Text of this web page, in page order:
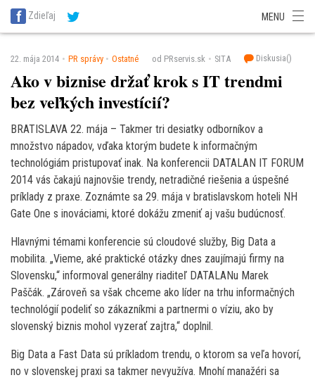
SITA Energetika
SITA Potravinárstvo
Zdieľaj MENU
22. mája 2014 PR správy Ostatné od PRservis.sk SITA Diskusia()
Ako v biznise držať krok s IT trendmi
bez veľkých investícií?
BRATISLAVA 22. mája – Takmer tri desiatky odborníkov a
množstvo nápadov, vďaka ktorým budete k informačným
technológiám pristupovať inak. Na konferencii DATALAN IT FORUM
2014 vás čakajú najnovšie trendy, netradičné riešenia a úspešné
príklady z praxe. Zoznámte sa 29. mája v bratislavskom hoteli NH
Gate One s inováciami, ktoré dokážu zmeniť aj vašu budúcnosť.
Hlavnými témami konferencie sú cloudové služby, Big Data a
mobilita. „Vieme, aké praktické otázky dnes zaujímajú firmy na
Slovensku,“ informoval generálny riaditeľ DATALANu Marek
Paščák. „Zároveň sa však chceme ako líder na trhu informačných
technológií podeliť so zákazníkmi a partnermi o víziu, ako by
slovenský biznis mohol vyzerať zajtra,“ doplnil.
Big Data a Fast Data sú príkladom trendu, o ktorom sa veľa hovorí,
no v slovenskej praxi sa takmer nevyužíva. Mnohí manažéri sa